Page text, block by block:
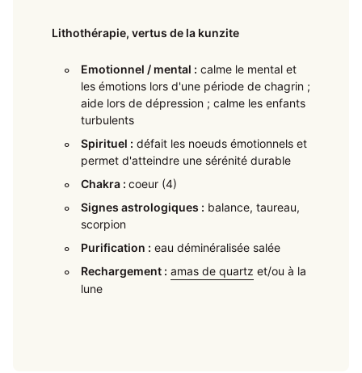
Lithothérapie, vertus de la kunzite
Emotionnel / mental : calme le mental et
les émotions lors d'une période de chagrin ;
aide lors de dépression ; calme les enfants
turbulents
Spirituel : défait les noeuds émotionnels et
permet d'atteindre une sérénité durable
Chakra : coeur (4)
Signes astrologiques : balance, taureau,
scorpion
Purification : eau déminéralisée salée
Rechargement : amas de quartz et/ou à la
lune